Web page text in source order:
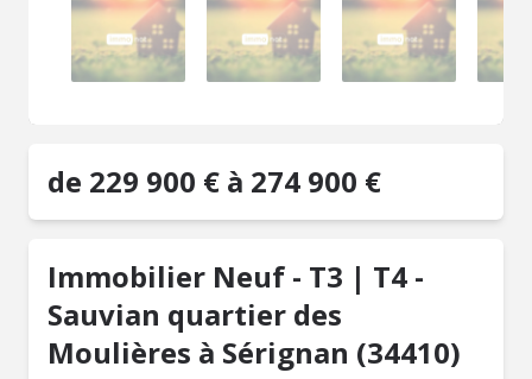
de 229 900 € à 274 900 €
Immobilier Neuf - T3 | T4 -
Sauvian quartier des
Moulières à Sérignan (34410)